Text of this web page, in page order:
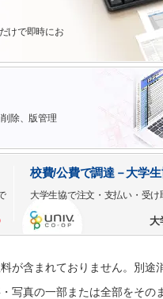
けで即時にお
除、版管理
校費/公費で調達－大学
大学生協で注文・支払い・受け
大
が含まれておりません。別途
写真の一部または全部をその